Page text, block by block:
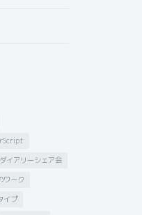
イアリーシェア会
ワーク
イプ